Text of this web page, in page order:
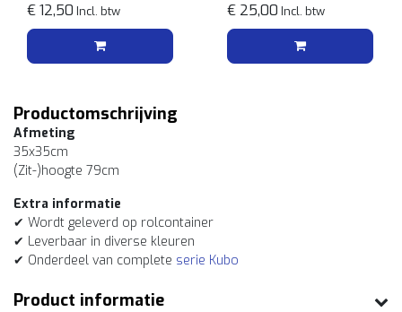
Paars
€ 12,50 Incl. btw
Wit
€ 25,00 Incl. btw
Productomschrijving
Afmeting
35x35cm
(Zit-)hoogte 79cm
Extra informatie
✔ Wordt geleverd op rolcontainer
✔ Leverbaar in diverse kleuren
✔ Onderdeel van complete serie Kubo
Product informatie